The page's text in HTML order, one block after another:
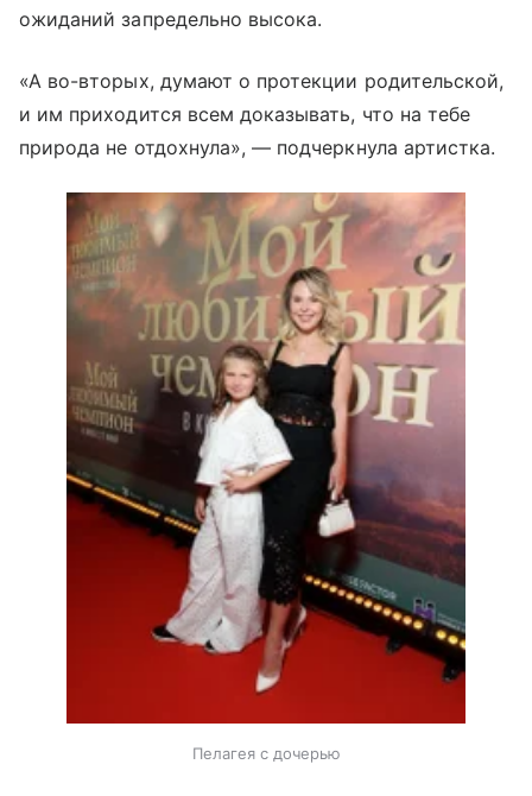
ожиданий запредельно высока.
«А во-вторых, думают о протекции родительской,
и им приходится всем доказывать, что на тебе
природа не отдохнула», — подчеркнула артистка.
Пелагея с дочерью